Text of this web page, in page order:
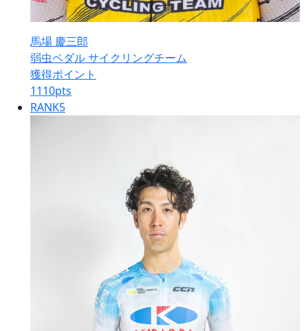
馬場 慶三郎
弱虫ペダル サイクリングチーム
獲得ポイント
1110pts
RANK5